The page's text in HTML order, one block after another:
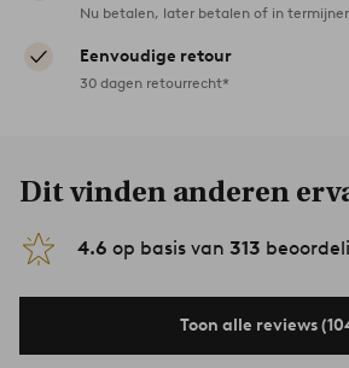
Nu betalen, later betalen of in
Eenvoudige retour
30 dagen retourrecht*
Dit vinden anderen
4.6 op basis van 313
Toon alle reviews